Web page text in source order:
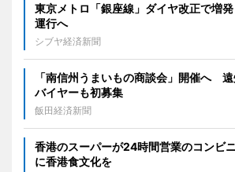
東京メトロ「銀座線」ダイヤ改正で増
運行へ
シブヤ経済新聞
「南信州うまいもの商談会」開催へ
バイヤーも初募集
飯田経済新聞
香港のスーパーが24時間営業のコンビ
に香港食文化を